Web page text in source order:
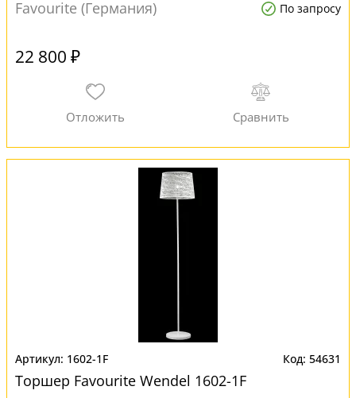
Favourite (Германия) По запросу
22 800 ₽
1602-1F 54631
Торшер Favourite Wendel 1602-1F